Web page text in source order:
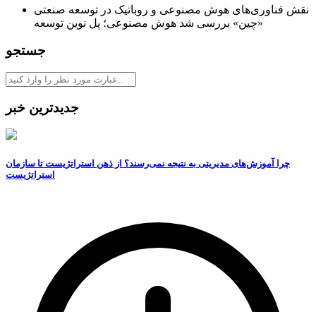
نقش فناوری‏‏‌های هوش مصنوعی و روباتیک در توسعه صنعتی
«چین» بررسی شد هوش مصنوعی؛ پل‏‏‌ نوین توسعه
جستجو
جدیدترین خبر
چرا آموزش‌های مدیریتی به نتیجه نمی‌رسند؟ از ذهن استراتژیست تا سازمان
استراتژیست